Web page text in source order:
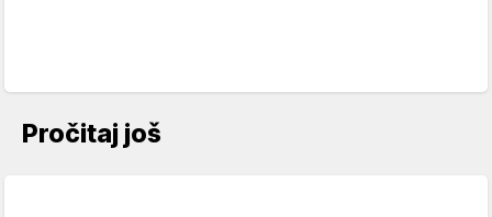
Pročitaj još